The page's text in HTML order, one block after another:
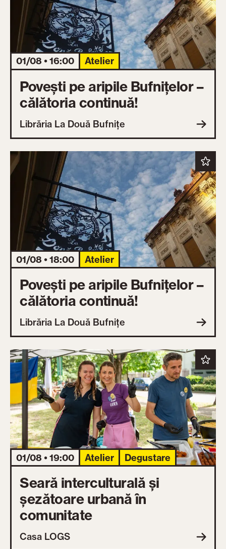
01/08 • 16:00 Atelier
Povești pe aripile Bufnițelor –
călătoria continuă!
Librăria La Două Bufnițe
01/08 • 18:00 Atelier
Povești pe aripile Bufnițelor –
călătoria continuă!
Librăria La Două Bufnițe
01/08 • 19:00 Atelier Degustare
Seară interculturală și
șezătoare urbană în
comunitate
Casa LOGS